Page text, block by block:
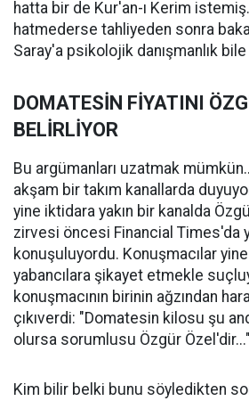
hatta bir de Kur'an-ı Kerim
hatmederse tahliyeden sonra
Saray'a psikolojik danışmanlık
DOMATESİN FİYATINI
BELİRLİYOR
Bu argümanları uzatmak
akşam bir takım kanallarda
yine iktidara yakın bir kanalda
zirvesi öncesi Financial Times'da
konuşuluyordu. Konuşmacılar
yabancılara şikayet etmekle
konuşmacının birinin ağzından
çıkıverdi: "Domatesin kilosu şu
olursa sorumlusu Özgür Özel'dir..."
Kim bilir belki bunu söyledikten